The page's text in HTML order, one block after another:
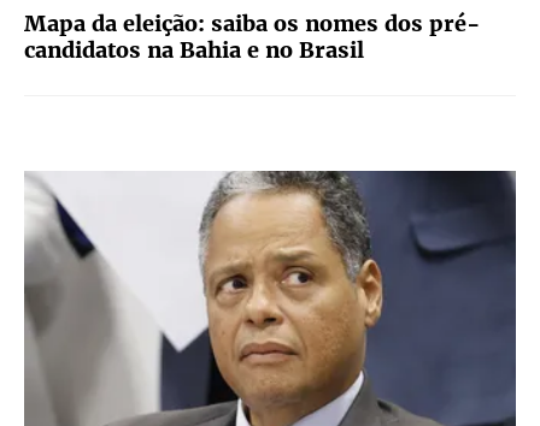
Mapa da eleição: saiba os nomes dos pré-
candidatos na Bahia e no Brasil